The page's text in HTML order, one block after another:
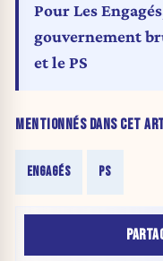
MENTIONNÉS DANS CET
ENGAGÉS PS
Pour Les
gouvernement
et le PS